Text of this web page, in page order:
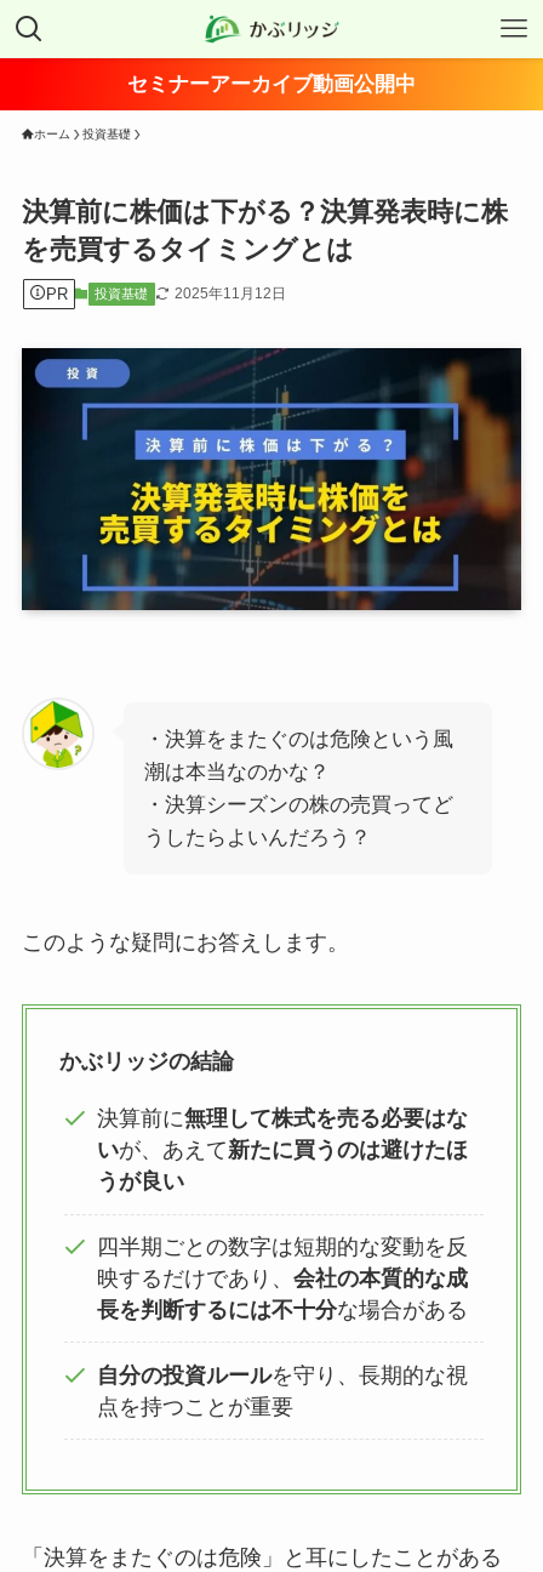
セミナーアーカイブ動画公開中
ホーム 投資基礎
決算前に株価は下がる？決算発表時に株
を売買するタイミングとは
PR 投資基礎 2025年11月12日
・決算をまたぐのは危険という風
潮は本当なのかな？
・決算シーズンの株の売買ってど
うしたらよいんだろう？
このような疑問にお答えします。
かぶリッジの結論
決算前に無理して株式を売る必要はな
いが、あえて新たに買うのは避けたほ
うが良い
四半期ごとの数字は短期的な変動を反
映するだけであり、会社の本質的な成
長を判断するには不十分な場合がある
自分の投資ルールを守り、長期的な視
点を持つことが重要
「決算をまたぐのは危険」と耳にしたことがある